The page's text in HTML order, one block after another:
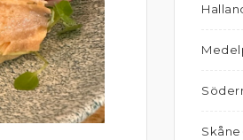
Skåne